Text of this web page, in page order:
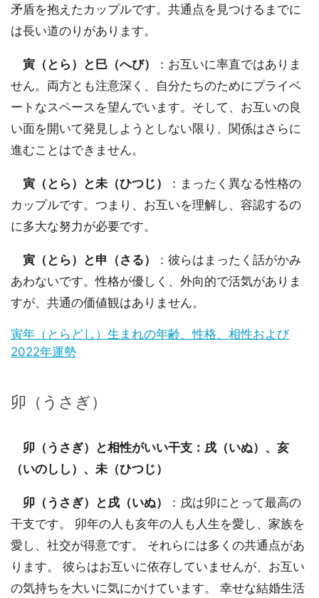
矛盾を抱えたカップルです。共通点を見つけるまでに
は長い道のりがあります。
寅（とら）と巳（へび）
：お互いに率直ではありま
せん。両方とも注意深く、自分たちのためにプライベ
ートなスペースを望んでいます。そして、お互いの良
い面を開いて発見しようとしない限り、関係はさらに
進むことはできません。
寅（とら）と未（ひつじ）
：まったく異なる性格の
カップルです。つまり、お互いを理解し、容認するの
に多大な努力が必要です。
寅（とら）と申（さる）
：彼らはまったく話がかみ
あわないです。性格が優しく、外向的で活気がありま
すが、共通の価値観はありません。
寅年（とらどし）生まれの年齢、性格、相性および
2022年運勢
卯（うさぎ）
卯（うさぎ）と相性がいい干支：戌（いぬ）、亥
（いのしし）、未（ひつじ）
卯（うさぎ）と戌（いぬ）
：戌は卯にとって最高の
干支です。 卯年の人も亥年の人も人生を愛し、家族を
愛し、社交が得意です。 それらには多くの共通点があ
ります。 彼らはお互いに依存していませんが、お互い
の気持ちを大いに気にかけています。 幸せな結婚生活